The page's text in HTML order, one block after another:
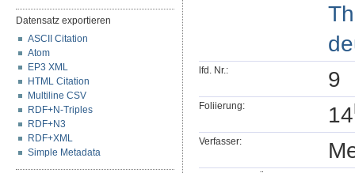
Datensatz exportieren
ASCII Citation
Atom
EP3 XML
HTML Citation
Multiline CSV
RDF+N-Triples
RDF+N3
RDF+XML
Simple Metadata
lfd. Nr.: 9
Foliierung: 14
Verfasser: